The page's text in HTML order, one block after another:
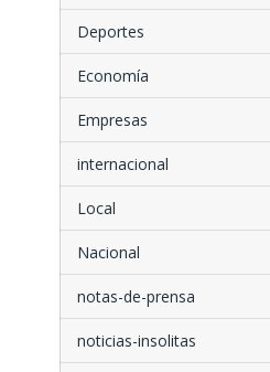
Deportes
Economía
Empresas
internacional
Local
Nacional
notas-de-prensa
noticias-insolitas